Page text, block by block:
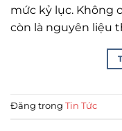
mức kỷ lục. Không
còn là nguyên liệu
Đăng trong Tin Tức